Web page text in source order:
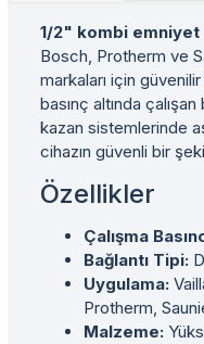
1/2" kombi
Bosch, Protherm ve
markaları için
basınç altında
kazan sistemlerinde
cihazın güvenli bir
Özellikler
Çalışma
Bağlantı Tipi:
Uygulama:
Protherm,
Malzeme: